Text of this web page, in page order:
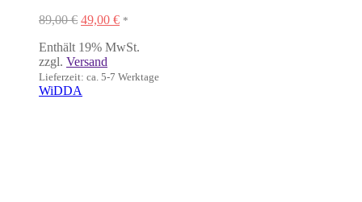
89,00€ Ursprünglicher
war:
89,00 €
49,00 €Aktueller
ist:
*
Enthält 19% MwSt.
zzgl. Versand
Lieferzeit: ca. 5-7 Werktage
WiDDA